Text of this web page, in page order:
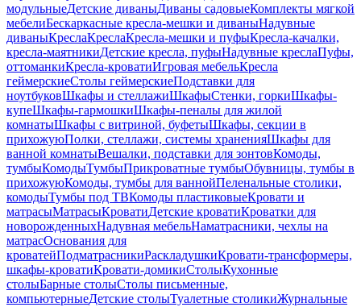
модульныеДетские диваныДиваны садовыеКомплекты мягкой
мебелиБескаркасные кресла-мешки и диваныНадувные
диваныКреслаКреслаКресла-мешки и пуфыКресла-качалки,
кресла-маятникиДетские кресла, пуфыНадувные креслаПуфы,
оттоманкиКресла-кроватиИгровая мебельКресла
геймерскиеСтолы геймерскиеПодставки для
ноутбуковШкафы и стеллажиШкафыСтенки, горкиШкафы-
купеШкафы-гармошкиШкафы-пеналы для жилой
комнатыШкафы с витриной, буфетыШкафы, секции в
прихожуюПолки, стеллажи, системы храненияШкафы для
ванной комнатыВешалки, подставки для зонтовКомоды,
тумбыКомодыТумбыПрикроватные тумбыОбувницы, тумбы в
прихожуюКомоды, тумбы для ваннойПеленальные столики,
комодыТумбы под ТВКомоды пластиковыеКровати и
матрасыМатрасыКроватиДетские кроватиКроватки для
новорожденныхНадувная мебельНаматрасники, чехлы на
матрасОснования для
кроватейПодматрасникиРаскладушкиКровати-трансформеры,
шкафы-кроватиКровати-домикиСтолыКухонные
столыБарные столыСтолы письменные,
компьютерныеДетские столыТуалетные столикиЖурнальные